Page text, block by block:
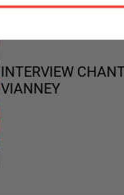
INTERVIEW
VIANNEY